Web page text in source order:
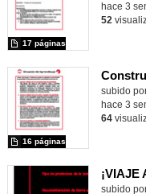
17 páginas
hace 3
52
subido
16 páginas
hace 3
64
¡VIAJE
subido